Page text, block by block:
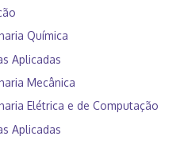
Química
Aplicadas
Mecânica
Elétrica e de Computação
Aplicadas